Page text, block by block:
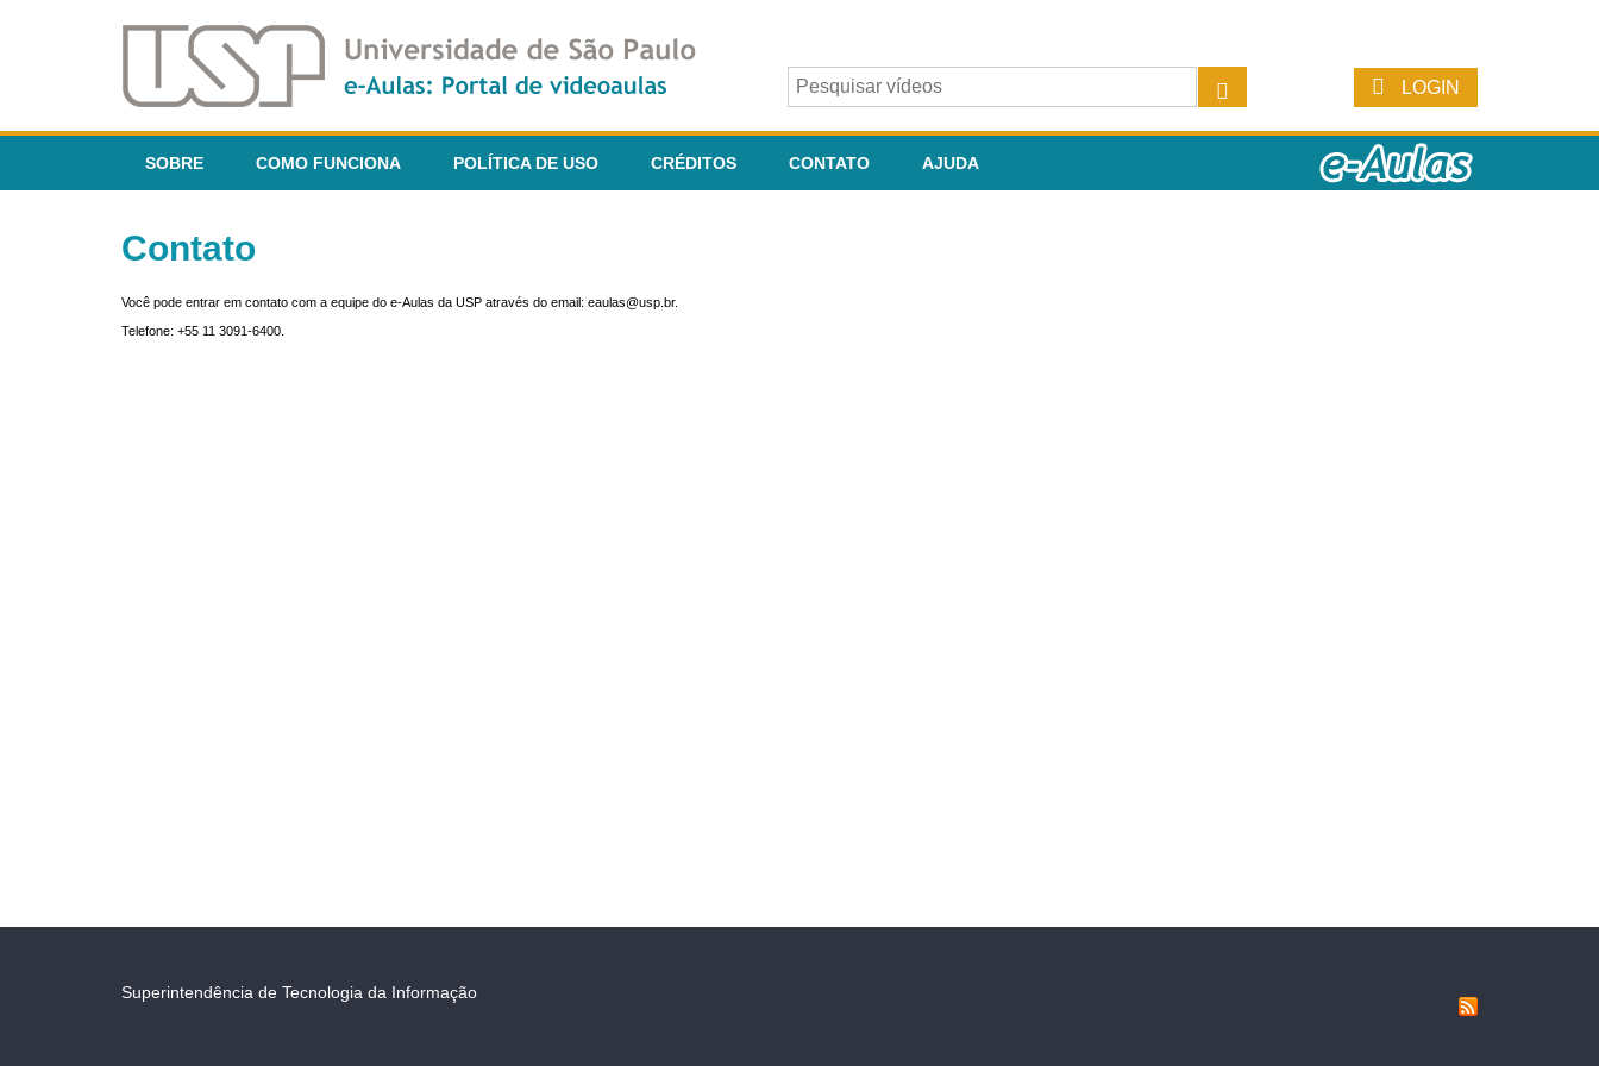
LOGIN
SOBRE COMO FUNCIONA POLÍTICA DE USO CRÉDITOS CONTATO AJUDA
Contato
Você pode entrar em contato com a equipe do e-Aulas da USP através do email: eaulas@usp.br.
Telefone: +55 11 3091-6400.
Superintendência de Tecnologia da Informação